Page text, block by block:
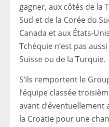
gagner, aux côtés de la
Sud et de la Corée du
Canada et aux États-
Tchéquie n’est pas
Suisse ou de la Turquie.
S’ils remportent le
l’équipe classée
avant
la Croatie pour une